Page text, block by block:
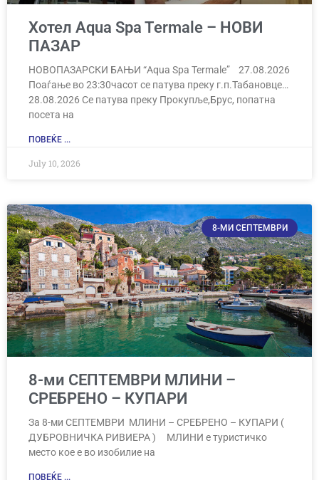
Хотел Aqua Spa Termale – НОВИ
ПАЗАР
НОВОПАЗАРСКИ БАЊИ “Aqua Spa Termale” 27.08.2026
Поаѓање во 23:30часот се патува преку г.п.Табановце…
28.08.2026 Се патува преку Прокупље,Брус, попатна
посета на
ПОВЕЌЕ ...
July 10, 2026
8-МИ СЕПТЕМВРИ
8-ми СЕПТЕМВРИ МЛИНИ –
СРЕБРЕНО – КУПАРИ
За 8-ми СЕПТЕМВРИ МЛИНИ – СРЕБРЕНО – КУПАРИ (
ДУБРОВНИЧКА РИВИЕРА ) МЛИНИ е туристичко
место кое е во изобилие на
ПОВЕЌЕ ...